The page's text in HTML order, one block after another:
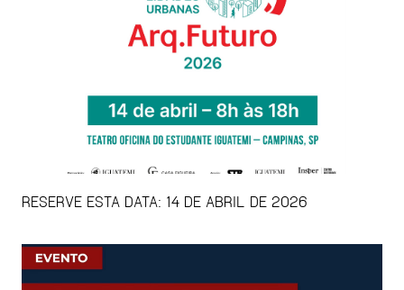
RESERVE ESTA DATA: 14 DE ABRIL DE 2026